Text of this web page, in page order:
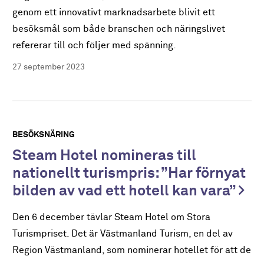
genom ett innovativt marknadsarbete blivit ett
besöksmål som både branschen och näringslivet
refererar till och följer med spänning.
27 september 2023
BESÖKSNÄRING
Steam Hotel nomineras till
nationellt turismpris: ”Har förnyat
bilden av vad ett hotell kan vara”
Den 6 december tävlar Steam Hotel om Stora
Turismpriset. Det är Västmanland Turism, en del av
Region Västmanland, som nominerar hotellet för att de